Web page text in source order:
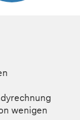
wenigen